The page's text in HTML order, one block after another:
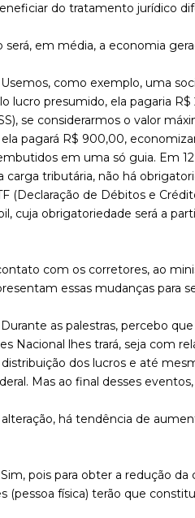
do tratamento jurídico
em média, a economia
Usemos, como exemplo, uma
lucro presumido, ela pagaria
se considerarmos o valor
pagará R$ 900,00,
em uma só guia. Em
carga tributária, não há
(Declaração de Débitos e
cuja obrigatoriedade será a
com os corretores, ao
essas mudanças para
as palestras, percebo
Nacional lhes trará, seja com
dos lucros e até
Mas ao final desses
há tendência de
pois para obter a redução
(pessoa física) terão que